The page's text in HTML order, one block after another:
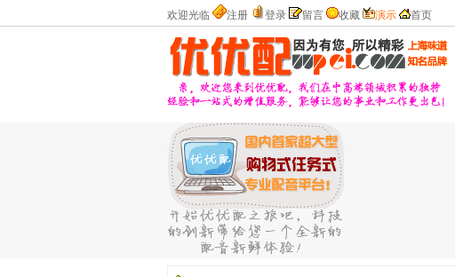
欢迎光临 注册 登录 留言 收藏 演示 首页